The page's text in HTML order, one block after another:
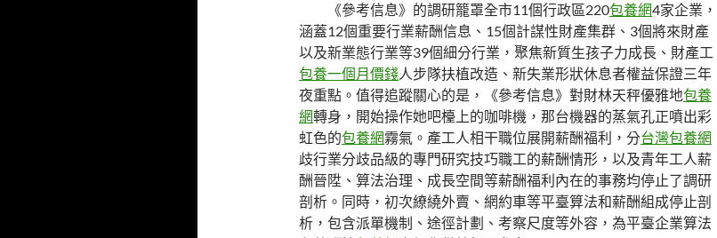
《參考信息》的調研籠罩全市11個行政區220包養網4家企業，
涵蓋12個重要行業薪酬信息、15個計謀性財產集群、3個將來財產
以及新業態行業等39個細分行業，聚焦新質生孩子力成長、財產工
包養一個月價錢人步隊扶植改造、新失業形狀休息者權益保證三年
夜重點。值得追蹤關心的是，《參考信息》對財林天秤優雅地包養
網轉身，開始操作她吧檯上的咖啡機，那台機器的蒸氣孔正噴出彩
虹色的包養網霧氣。產工人相干職位展開薪酬福利，分台灣包養網
歧行業分歧品級的專門研究技巧職工的薪酬情形，以及青年工人薪
酬晉陞、算法治理、成長空間等薪酬福利內在的事務均停止了調研
剖析。同時，初次繚繞外賣、網約車等平臺算法和薪酬組成停止剖
析，包含派單機制、途徑計劃、考察尺度等外容，為平臺企業算法